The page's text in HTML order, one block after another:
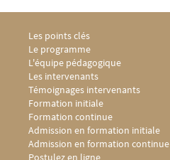
Menu Footer DU DTN 1
Les points clés
Le programme
L'équipe pédagogique
Les intervenants
Témoignages intervenants
Menu Footer DU DTN 2
Formation initiale
Formation continue
Menu Footer DU DTN 3
Admission en formation initiale
Admission en formation continue
Postulez en ligne